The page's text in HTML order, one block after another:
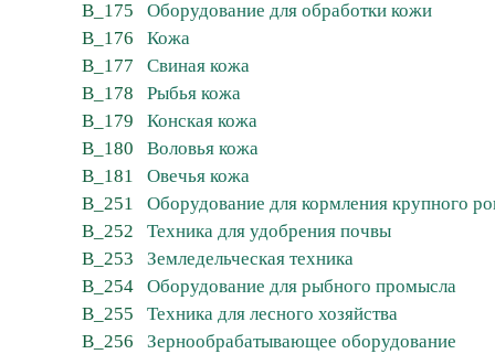
B_175
Оборудование для обработки кожи
B_176
Кожа
B_177
Свиная кожа
B_178
Рыбья кожа
B_179
Конская кожа
B_180
Воловья кожа
B_181
Овечья кожа
B_251
Оборудование для кормления крупного
B_252
Техника для удобрения почвы
B_253
Земледельческая техника
B_254
Оборудование для рыбного промысла
B_255
Техника для лесного хозяйства
B_256
Зернообрабатывающее оборудование